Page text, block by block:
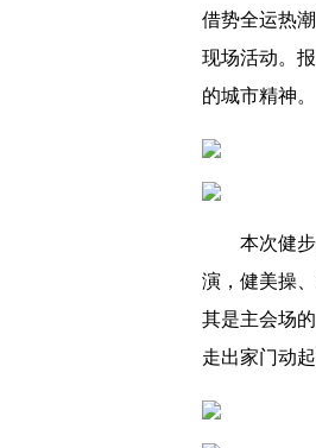
借势全运热
现场活动。
的城市精神。
本次健
演，健美操
其是主会场
走出家门动起